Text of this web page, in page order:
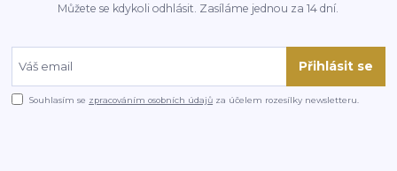
Můžete se kdykoli odhlásit. Zasíláme jednou za 14 dní.
Přihlásit se
Souhlasím se zpracováním osobních údajů za účelem rozesílky newsletteru.